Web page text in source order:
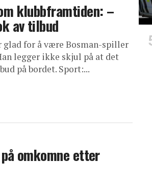
klubbframtiden: –
av tilbud
glad for å være Bosman-spiller
legger ikke skjul på at det
på bordet. Sport:...
omkomne etter